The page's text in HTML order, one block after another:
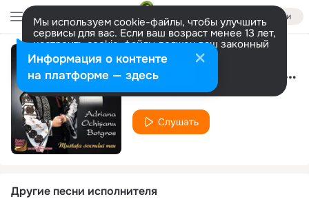
Войти
Мы используем cookie-файлы, чтобы улучшить
сервисы для вас. Если ваш возраст менее 13 лет,
настроить cookie-файлы должен ваш законный
представитель. Больше информации
Разрешить все Настроить 004 adriana ochisanu - doar asa vrea inima
Adriana Ochisanu
Слушать
Другие песни исполнителя
Информация о контенте
на платформе — здесь